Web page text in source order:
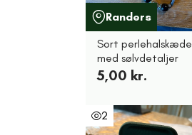
Randers
Sort perlehalskæde
med sølvdetaljer
5,00 kr.
2